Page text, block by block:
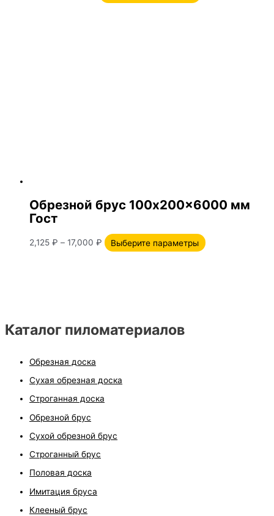
Каталог пиломатериалов
Обрезная доска
Сухая обрезная доска
Строганная доска
Обрезной брус
Сухой обрезной брус
Строганный брус
Половая доска
Имитация бруса
Клееный брус
Обрезной брус 100х200×6000 мм
Гост
2,125 ₽ – 17,000 ₽ Выберите параметры